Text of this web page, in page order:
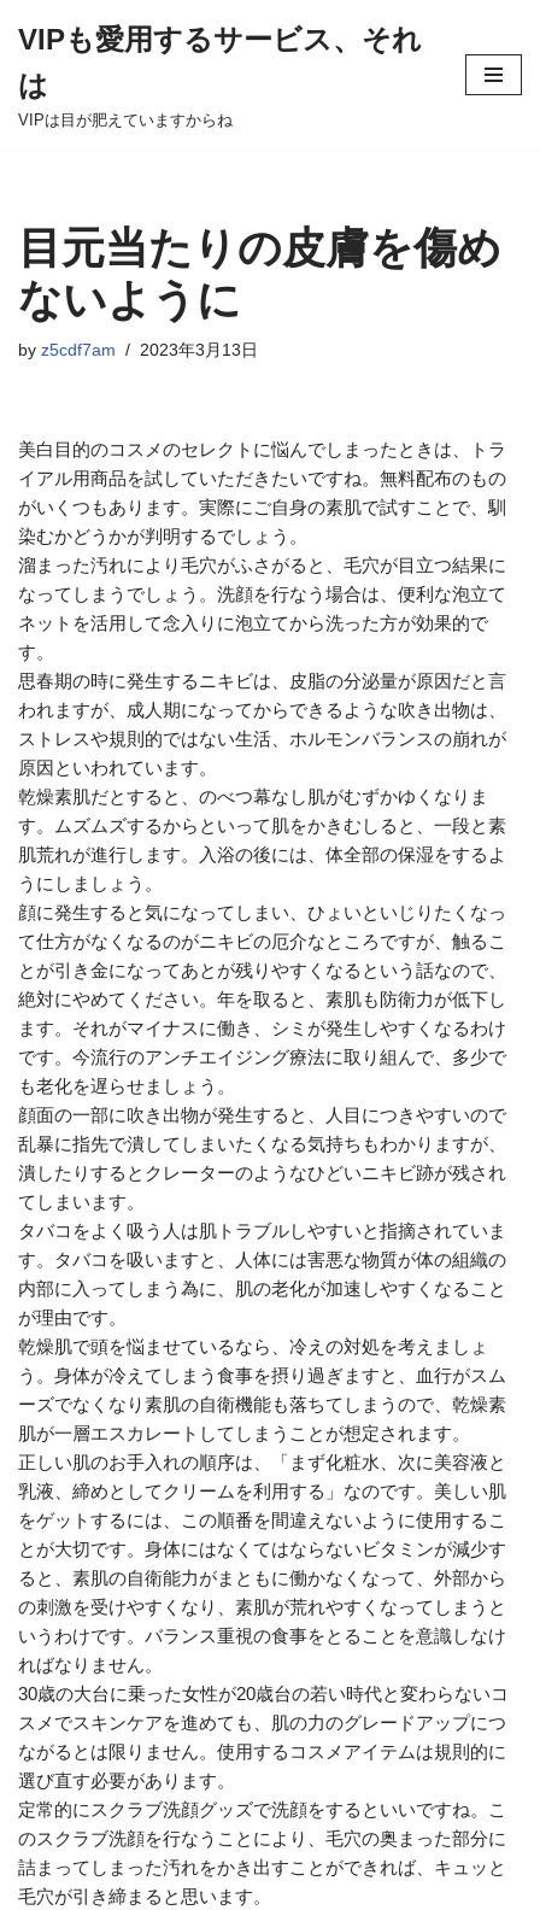
to
content
VIPも愛用するサービス、それ
は
VIPは目が肥えていますからね
目元当たりの皮膚を傷め
ないように
by z5cdf7am 2023年3月13日
美白目的のコスメのセレクトに悩んでしまったときは、トラ
イアル用商品を試していただきたいですね。無料配布のもの
がいくつもあります。実際にご自身の素肌で試すことで、馴
染むかどうかが判明するでしょう。
溜まった汚れにより毛穴がふさがると、毛穴が目立つ結果に
なってしまうでしょう。洗顔を行なう場合は、便利な泡立て
ネットを活用して念入りに泡立てから洗った方が効果的で
す。
思春期の時に発生するニキビは、皮脂の分泌量が原因だと言
われますが、成人期になってからできるような吹き出物は、
ストレスや規則的ではない生活、ホルモンバランスの崩れが
原因といわれています。
乾燥素肌だとすると、のべつ幕なし肌がむずかゆくなりま
す。ムズムズするからといって肌をかきむしると、一段と素
肌荒れが進行します。入浴の後には、体全部の保湿をするよ
うにしましょう。
顔に発生すると気になってしまい、ひょいといじりたくなっ
て仕方がなくなるのがニキビの厄介なところですが、触るこ
とが引き金になってあとが残りやすくなるという話なので、
絶対にやめてください。年を取ると、素肌も防衛力が低下し
ます。それがマイナスに働き、シミが発生しやすくなるわけ
です。今流行のアンチエイジング療法に取り組んで、多少で
も老化を遅らせましょう。
顔面の一部に吹き出物が発生すると、人目につきやすいので
乱暴に指先で潰してしまいたくなる気持ちもわかりますが、
潰したりするとクレーターのようなひどいニキビ跡が残され
てしまいます。
タバコをよく吸う人は肌トラブルしやすいと指摘されていま
す。タバコを吸いますと、人体には害悪な物質が体の組織の
内部に入ってしまう為に、肌の老化が加速しやすくなること
が理由です。
乾燥肌で頭を悩ませているなら、冷えの対処を考えましょ
う。身体が冷えてしまう食事を摂り過ぎますと、血行がスム
ーズでなくなり素肌の自衛機能も落ちてしまうので、乾燥素
肌が一層エスカレートしてしまうことが想定されます。
正しい肌のお手入れの順序は、「まず化粧水、次に美容液と
乳液、締めとしてクリームを利用する」なのです。美しい肌
をゲットするには、この順番を間違えないように使用するこ
とが大切です。身体にはなくてはならないビタミンが減少す
ると、素肌の自衛能力がまともに働かなくなって、外部から
の刺激を受けやすくなり、素肌が荒れやすくなってしまうと
いうわけです。バランス重視の食事をとることを意識しなけ
ればなりません。
30歳の大台に乗った女性が20歳台の若い時代と変わらないコ
スメでスキンケアを進めても、肌の力のグレードアップにつ
ながるとは限りません。使用するコスメアイテムは規則的に
選び直す必要があります。
定常的にスクラブ洗顔グッズで洗顔をするといいですね。こ
のスクラブ洗顔を行なうことにより、毛穴の奥まった部分に
詰まってしまった汚れをかき出すことができれば、キュッと
毛穴が引き締まると思います。